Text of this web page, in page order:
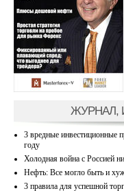
ЖУРНАЛ,
3 вредные инвестиционные
году
Холодная война с Россией
Нефть: Все могло быть и
3 правила для успешной